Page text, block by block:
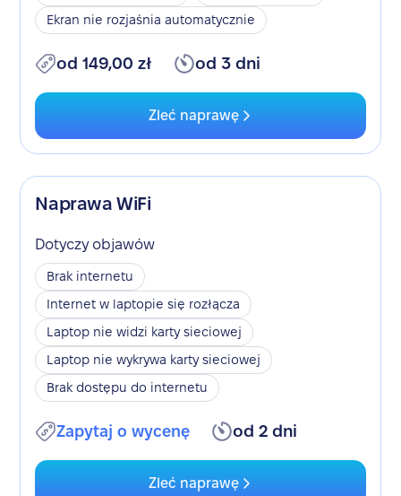
Ekran nie rozjaśnia automatycznie
od 149,00 zł od 3 dni
Zleć naprawę
Naprawa WiFi
Dotyczy objawów
Brak internetu
Internet w laptopie się rozłącza
Laptop nie widzi karty sieciowej
Laptop nie wykrywa karty sieciowej
Brak dostępu do internetu
Zapytaj o wycenę od 2 dni
Zleć naprawę